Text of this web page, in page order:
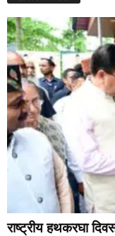
राष्ट्रीय हथकरघा